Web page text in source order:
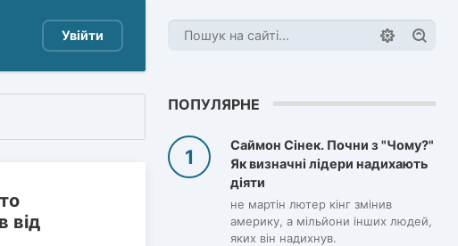
Увійти
від
ПОПУЛЯРНЕ
Саймон Сінек. Почни з "Чому?"
Як визначні лідери надихають
діяти
не мартін лютер кінг змінив
америку, а мільйони інших людей,
яких він надихнув.